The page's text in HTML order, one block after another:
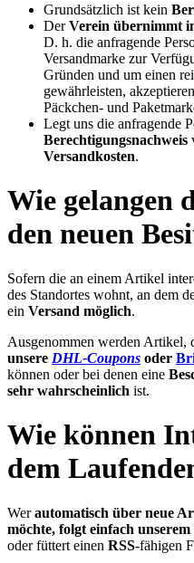
Grundsätzlich ist kein
DerVerein übernimmt
D. h. die anfragende
Versandmarke zur
Gründen und um einen
gewährleisten,
Päckchen- und
Legt uns die anfragende
Berechtigungsnachweis
Versandkosten.
Wie gelangen
den neuen
Sofern die an einem Artikel
des Standortes wohnt, an dem
ein Versand möglich.
Ausgenommen werden Artikel,
unsere DHL-Coupons oder
können oder bei denen eine
sehr wahrscheinlich ist.
Wie können
dem
Werautomatisch über neue
möchte, folgt einfach
oder füttert einen RSS-fähigen